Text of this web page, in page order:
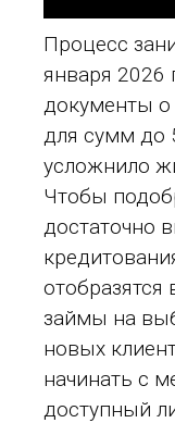
Процесс
января 2026
документы
для сумм до
усложнило
Чтобы
достаточно
займы на
новых
начинать с
доступный